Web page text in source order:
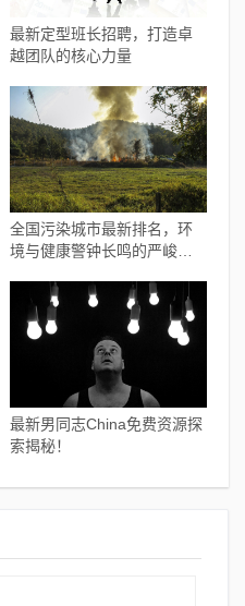
最新定型班长招聘，打造卓
越团队的核心力量
全国污染城市最新排名，环
境与健康警钟长鸣的严峻现
最新男同志China免费资源探
索揭秘！